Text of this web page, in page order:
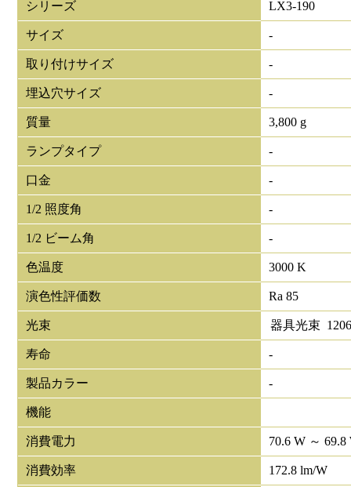
シリーズ LX3-190
サイズ -
取り付けサイズ -
埋込穴サイズ -
質量 3,800 g
ランプタイプ -
口金 -
1/2 照度角 -
1/2 ビーム角 -
色温度 3000 K
演色性評価数 Ra 85
光束 器具光束
寿命 -
製品カラー -
機能
消費電力 70.6 W ～ 69.8
消費効率 172.8 lm/W